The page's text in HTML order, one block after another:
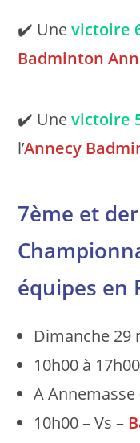
✔️ Unevictoire
Badminton
✔️ Unevictoire
l’Annecy
7ème et
équipes en
Dimanche 29
10h00 à 17h00
A Annemasse
10h00 – Vs –